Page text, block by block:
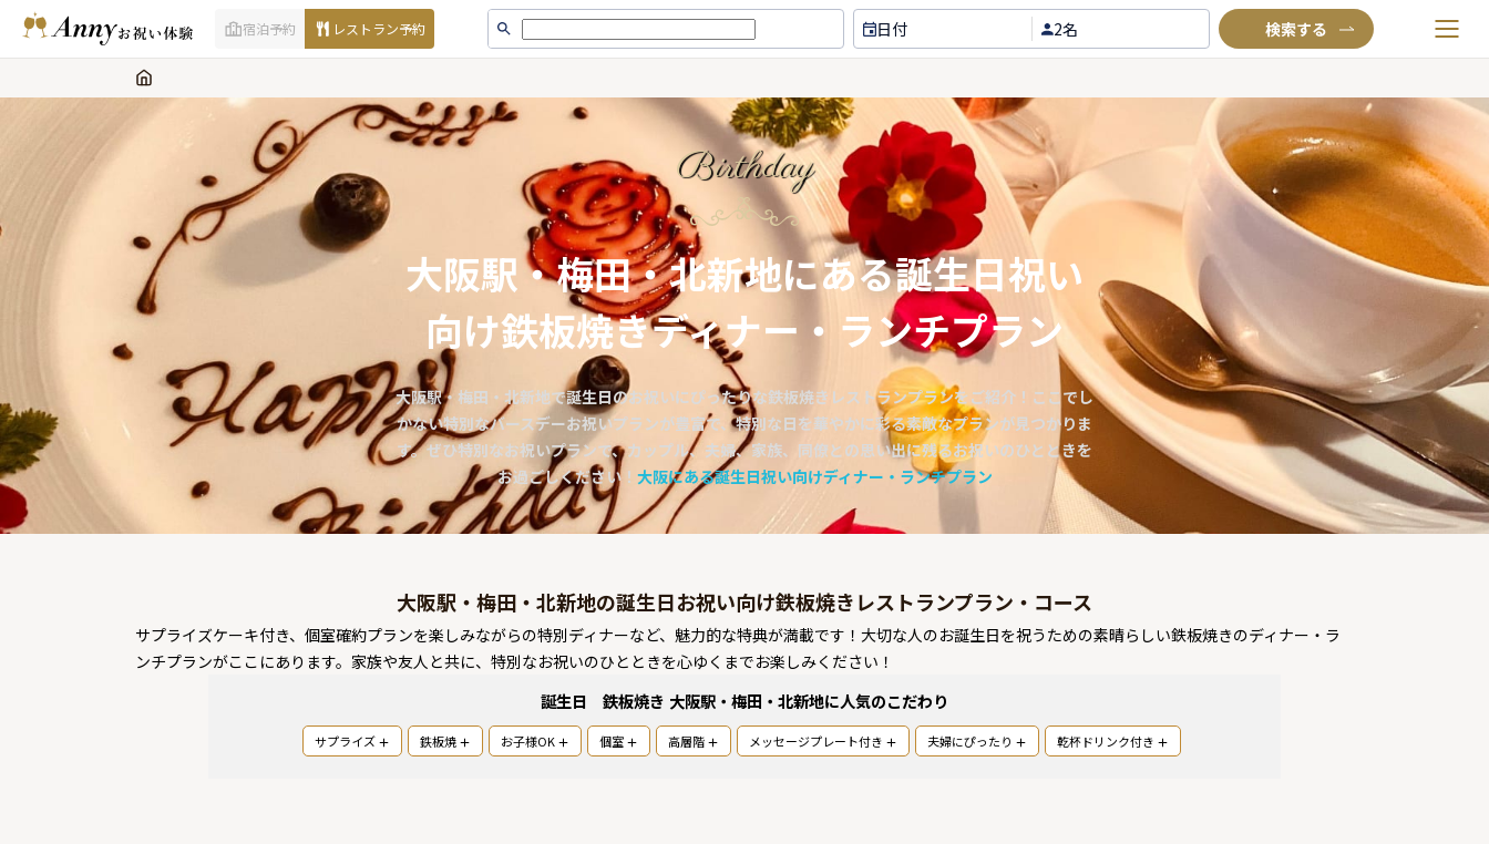
宿泊予約 レストラン予約 日付 2名
閲覧履歴
TOP
Annyお祝い体験について
Annyお祝いアイテムについて
お問い合わせ
Birthday
大阪駅・梅田・北新地にある誕生日祝い
向け鉄板焼きディナー・ランチプラン
大阪駅・梅田・北新地で誕生日のお祝いにぴったりな鉄板焼きレストランプランをご紹介！ここでし
かない特別なバースデーお祝いプランが豊富で、特別な日を華やかに彩る素敵なプランが見つかりま
す。ぜひ特別なお祝いプランで、カップル、夫婦、家族、同僚との思い出に残るお祝いのひとときを
お過ごしください！ 大阪にある誕生日祝い向けディナー・ランチプラン
大阪駅・梅田・北新地の誕生日お祝い向け鉄板焼きレストランプラン・コース
サプライズケーキ付き、個室確約プランを楽しみながらの特別ディナーなど、魅力的な特典が満載です！大切な人のお誕生日を祝うための素晴らしい鉄板焼きのディナー・ラ
ンチプランがここにあります。家族や友人と共に、特別なお祝いのひとときを心ゆくまでお楽しみください！
誕生日 鉄板焼き 大阪駅・梅田・北新地に人気のこだわり
サプライズ 鉄板焼 お子様OK 個室 高層階 メッセージプレート付き 夫婦にぴったり 乾杯ドリンク付き